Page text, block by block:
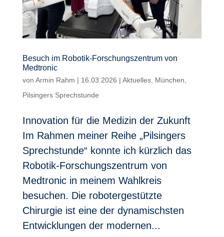
Besuch im Robotik-Forschungszentrum von
Medtronic
von Armin Rahm | 16.03.2026 | Aktuelles, München
Pilsingers Sprechstunde
Innovation für die Medizin der Zukunft
Im Rahmen meiner Reihe „Pilsingers
Sprechstunde“ konnte ich kürzlich das
Robotik-Forschungszentrum von
Medtronic in meinem Wahlkreis
besuchen. Die robotergestützte
Chirurgie ist eine der dynamischsten
Entwicklungen der modernen...